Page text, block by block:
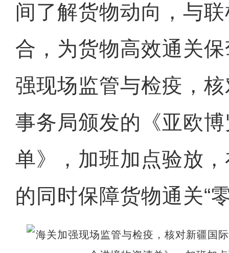
间了解货物动向，与
合，为货物高效通关
强现场监管与检疫，
事务局颁发的《亚欧
单》，加班加点验放
的同时保障货物通关“